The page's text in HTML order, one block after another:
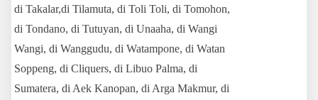
di Takalar,di Tilamuta, di Toli Toli, di Tomohon,
di Tondano, di Tutuyan, di Unaaha, di Wangi
Wangi, di Wanggudu, di Watampone, di Watan
Soppeng, di Cliquers, di Libuo Palma, di
Sumatera, di Aek Kanopan, di Arga Makmur, di